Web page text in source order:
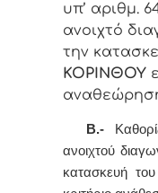
υπ’ αριθμ.
ανοιχτό
την
ΚΟΡΙΝΘΟΥ
Β.-
ανοιχτού
κατασκευή